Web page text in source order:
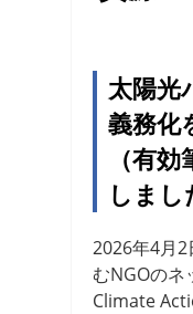
太陽光
義務化
（有
しまし
2026年4月2
むNGOのネ
Climate